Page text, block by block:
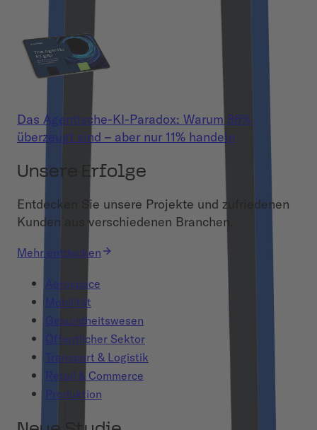
Das Agentische-KI-Paradox: Warum 86%
überzeugt sind – aber nur 11% handeln
Unsere Erfolge
Entdecken Sie unsere Projekte und zufriedenen
Kunden aus verschiedenen Branchen.
Mehr entdecken
Aerospace
Mobilität
Gesundheitswesen
Öffentlicher Sektor
Transport & Logistik
Retail & Commerce
Produktion